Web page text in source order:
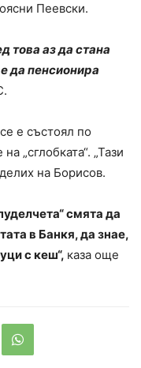
Пеевски.
това аз да стана
да пенсионира
е състоял по
„сглобката“. „Тази
на Борисов.
смята да
в Банкя, да знае,
с кеш“, каза още